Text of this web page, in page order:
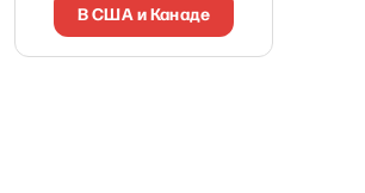
В США и Канаде